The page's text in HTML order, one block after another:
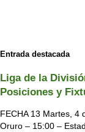
Entrada destacada
Liga de la
Posiciones y
FECHA 13 Martes, 4
Oruro – 15:00 –